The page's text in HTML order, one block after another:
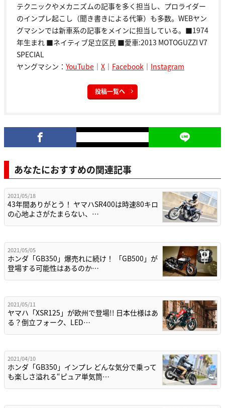
テクニックやメカニズムの記事を多く担当し、プロライダー
のインプレ起こし（聞き書きによる代筆）も多数。WEBヤン
グマシンでは新車系の記事をメインに担当している。■1974
年生まれ ■ネイティブ足立区民 ■愛車:2013 MOTOGUZZI V7
SPECIAL
ヤングマシン： YouTube ｜ X ｜ Facebook ｜ Instagram
投稿一覧へ
あなたにおすすめの関連記事
2021/05/18
43年間ありがとう！ ヤマハSR400は時速80キロ
の心地よさがたまらない、…
2021/05/05
ホンダ「GB350」爆売れに続け！ 「GB500」が
登場する可能性はあるのか…
2021/05/11
ヤマハ「XSR125」が欧州で登場!! 日本仕様はあ
る？倒立フォーク、LED…
2021/04/10
ホンダ「GB350」インプレ どんな気分で乗って
も楽しさ溢れる“ピュア単気筒…